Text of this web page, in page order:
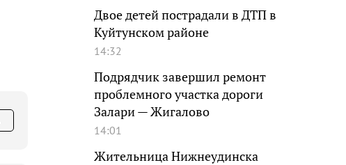
Двое детей пострадали в ДТП в
Куйтунском районе
14:32
Подрядчик завершил ремонт
проблемного участка дороги
Залари — Жигалово
14:01
Жительница Нижнеудинска